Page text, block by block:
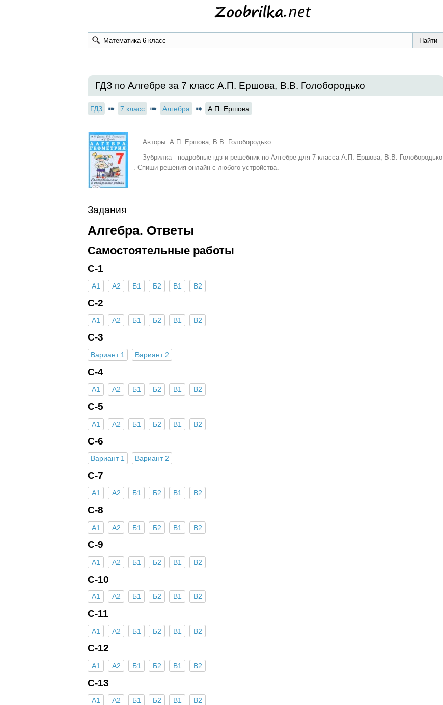
ГДЗ по Алгебре за 7 класс А.П. Ершова, В.В. Голобородько
ГДЗ 7 класс Алгебра А.П. Ершова
Авторы: А.П. Ершова, В.В. Голобородько
Зубрилка - подробные гдз и решебник по Алгебре для 7 класса А.П. Ершова, В.В. Голобородько
. Спиши решения онлайн с любого устройства.
Задания
Алгебра. Ответы
Самостоятельные работы
С-1
А1 А2 Б1 Б2 В1 В2
С-2
А1 А2 Б1 Б2 В1 В2
С-3
Вариант 1 Вариант 2
С-4
А1 А2 Б1 Б2 В1 В2
С-5
А1 А2 Б1 Б2 В1 В2
С-6
Вариант 1 Вариант 2
С-7
А1 А2 Б1 Б2 В1 В2
С-8
А1 А2 Б1 Б2 В1 В2
С-9
А1 А2 Б1 Б2 В1 В2
С-10
А1 А2 Б1 Б2 В1 В2
С-11
А1 А2 Б1 Б2 В1 В2
С-12
А1 А2 Б1 Б2 В1 В2
С-13
А1 А2 Б1 Б2 В1 В2